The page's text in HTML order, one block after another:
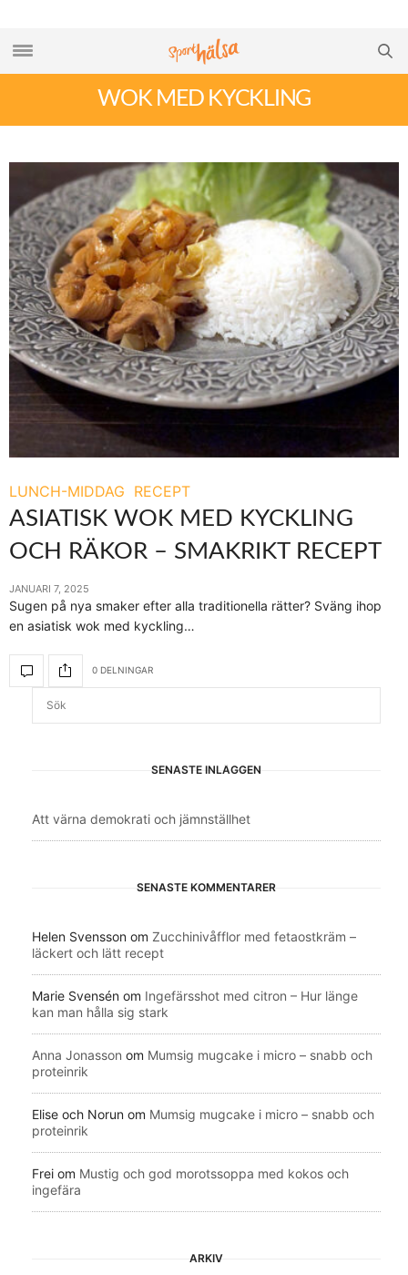
WOK MED KYCKLING
LUNCH-MIDDAG RECEPT
ASIATISK WOK MED KYCKLING
OCH RÄKOR – SMAKRIKT RECEPT
JANUARI 7, 2025
Sugen på nya smaker efter alla traditionella rätter? Sväng ihop
en asiatisk wok med kyckling…
0 DELNINGAR
SENASTE INLÄGGEN
Att värna demokrati och jämnställhet
SENASTE KOMMENTARER
Helen Svensson om Zucchinivåfflor med fetaostkräm –
läckert och lätt recept
Marie Svensén om Ingefärsshot med citron – Hur länge
kan man hålla sig stark
Anna Jonasson om Mumsig mugcake i micro – snabb och
proteinrik
Elise och Norun om Mumsig mugcake i micro – snabb och
proteinrik
Frei om Mustig och god morotssoppa med kokos och
ingefära
ARKIV